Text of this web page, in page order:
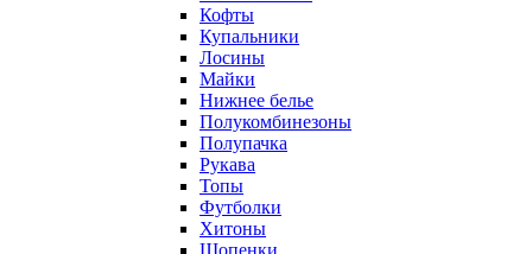
Кофты
Купальники
Лосины
Майки
Нижнее белье
Полукомбинезоны
Полупачка
Рукава
Топы
Футболки
Хитоны
Шопенки